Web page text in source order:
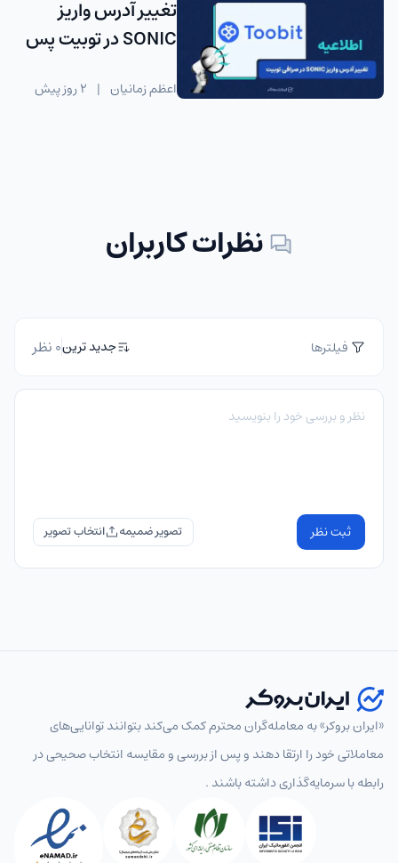
تغییر آدرس واریز
SONIC در توبیت پس
اعظم زمانیان | 2 روز پیش
نظرات کاربران
فیلترها جدید ترین0 نظر
ثبت نظر تصویر ضمیمه
«ایران بروکر» به معامله‌گران محترم کمک می‌کند بتوانند توانایی‌های
معاملاتی خود را ارتقا دهند و پس از بررسی و مقایسه انتخاب‌ صحیحی در
رابطه با سرمایه‌گذاری داشته باشند .